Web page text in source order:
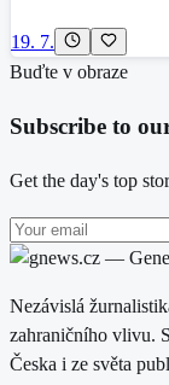
19. 7.
Buďte v obraze
Subscribe to
Get the day's top
Nezávislá
zahraničního vlivu.
Česka i ze světa